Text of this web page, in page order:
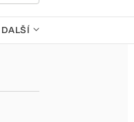
DALŠÍ